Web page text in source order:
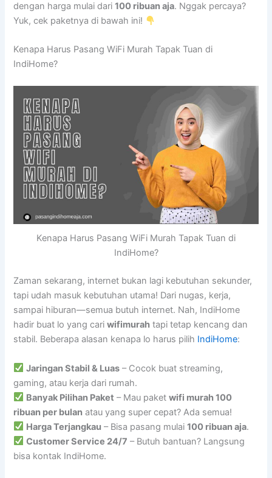
dengan harga mulai dari100 ribuan aja. Nggak percaya?
Yuk, cek paketnya di bawah ini!
Kenapa Harus Pasang WiFi Murah Tapak Tuan di
IndiHome?
Kenapa Harus Pasang WiFi Murah Tapak Tuan di
IndiHome?
Zaman sekarang, internet bukan lagi kebutuhan sekunder,
tapi udah masuk kebutuhan utama! Dari nugas, kerja,
sampai hiburan—semua butuh internet. Nah, IndiHome
hadir buat lo yang cariwifimurah tapi tetap kencang dan
stabil. Beberapa alasan kenapa lo harus pilih IndiHome:
Jaringan Stabil & Luas – Cocok buat streaming,
gaming, atau kerja dari rumah.
Banyak Pilihan Paket – Mau paketwifi murah 100
ribuan per bulan atau yang super cepat? Ada semua!
Harga Terjangkau – Bisa pasang mulai100 ribuan aja.
Customer Service 24/7 – Butuh bantuan? Langsung
bisa kontak IndiHome.